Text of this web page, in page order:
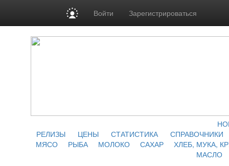
Войти Зарегистрироваться
РЕЛИЗЫ
ЦЕНЫ СТАТИСТИКА
СПРАВОЧНИКИ
МЯСО
РЫБА МОЛОКО САХАР
ХЛЕБ, МУКА,
МАСЛО